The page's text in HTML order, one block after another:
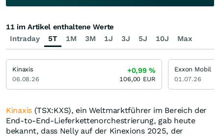
Kinaxis(TSX:KXS), ein Weltmarktführer im Bereich der
End-to-End-Lieferkettenorchestrierung, gab heute
bekannt, dass Nelly auf der Kinexions 2025, der
Intraday 5T 1M 3M 1J 3J 5J 10J Max
11 im Artikel enthaltene Werte
Kinaxis
06.08.26
+0,99%
106,00 EUR
Exxon Mobil
01.07.26